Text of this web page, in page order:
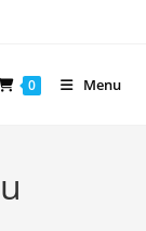
0 Menu